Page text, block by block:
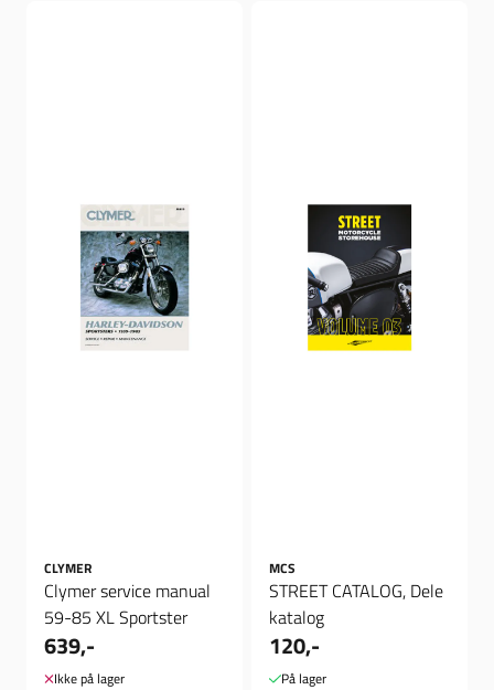
CLYMER
Clymer service manual
59-85 XL Sportster
639,-
Ikke på lager
MCS
STREET CATALOG, Dele
katalog
120,-
På lager